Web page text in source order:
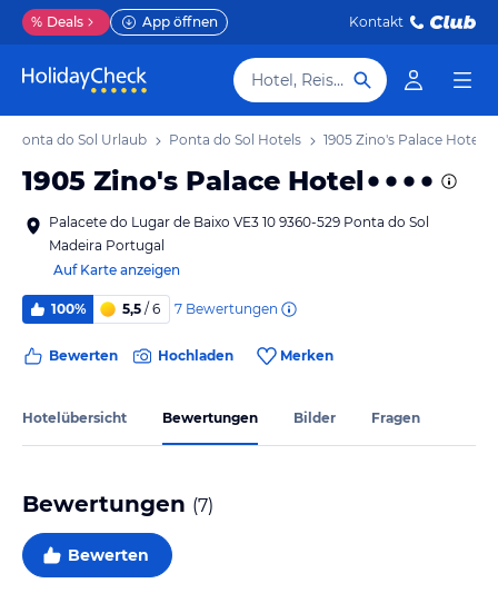
% Deals App öffnen Kontakt
Hotel, Reiseziel
Ponta do Sol Urlaub Ponta do Sol Hotels 1905 Zino's Palace Hotel
1905 Zino's Palace Hotel
Palacete do Lugar de Baixo VE3 10 9360-529 Ponta do Sol
Madeira Portugal
Auf Karte anzeigen
100% 5,5 / 6 7 Bewertungen
Bewerten Hochladen Merken
Hotelübersicht Bewertungen Bilder Fragen
Bewertungen (7)
Bewerten